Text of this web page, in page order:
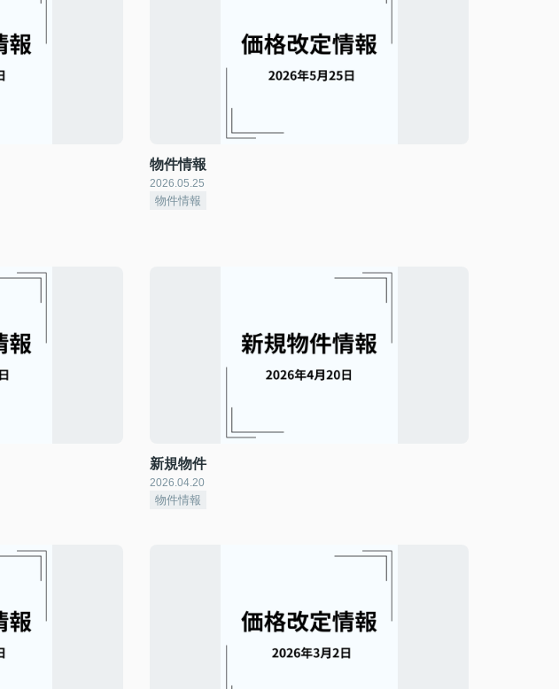
物件情報
2026.05.25
物件情報
新規物件
2026.04.20
物件情報